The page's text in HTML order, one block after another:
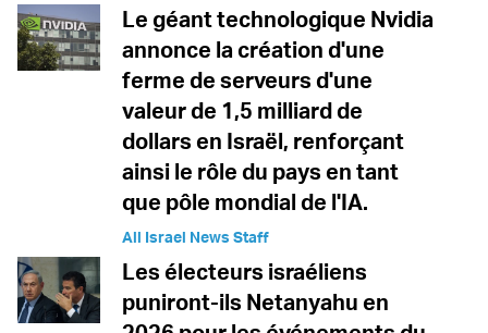
Le géant technologique Nvidia
annonce la création d'une
ferme de serveurs d'une
valeur de 1,5 milliard de
dollars en Israël, renforçant
ainsi le rôle du pays en tant
que pôle mondial de l'IA.
All Israel News Staff
Les électeurs israéliens
puniront-ils Netanyahu en